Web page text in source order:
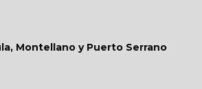
Montellano y Puerto Serrano